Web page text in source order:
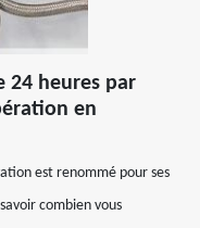
24 heures par
en
est renommé pour ses
combien vous